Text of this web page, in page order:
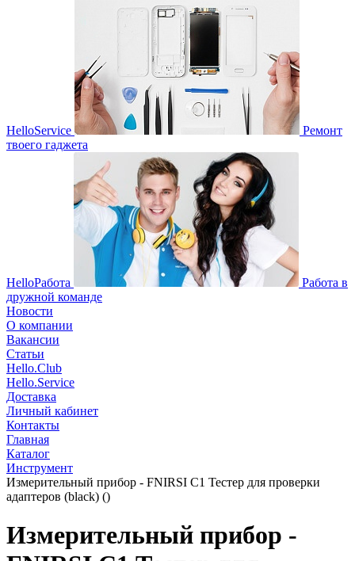
HelloService
Ремонт
твоего гаджета
HelloРабота
Работа в
дружной команде
Новости
О компании
Вакансии
Статьи
Hello.Club
Hello.Service
Доставка
Личный кабинет
Контакты
Главная
Каталог
Инструмент
Измерительный прибор - FNIRSI C1 Тестер для проверки
адаптеров (black) ()
Измерительный прибор -